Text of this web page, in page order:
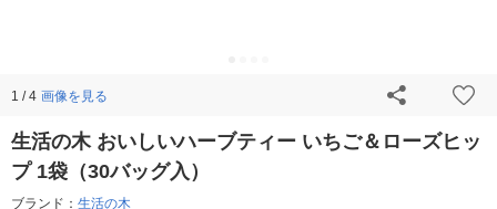
1 / 4 画像を見る
生活の木 おいしいハーブティー いちご＆ローズヒッ
プ 1袋（30バッグ入）
ブランド： 生活の木